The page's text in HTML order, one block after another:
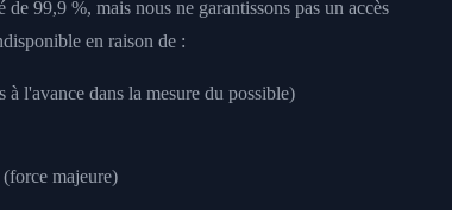
99,9 %, mais nous ne garantissons pas un accès
en raison de :
l'avance dans la mesure du possible)
majeure)